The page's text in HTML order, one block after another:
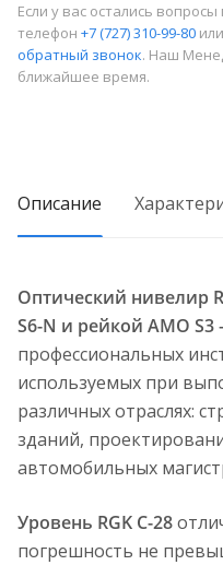
Если у вас остались
телефон +7 (727) 310-99-80
обратный звонок. Наш
ближайшее время.
Описание
Оптический нивелир
S6-N и рейкой AMO S3
профессиональных
используемых при
различных отраслях:
зданий,
автомобильных
Уровень RGK C-28
погрешность не